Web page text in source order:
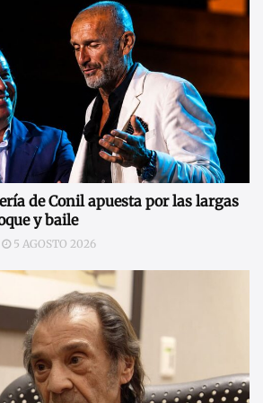
de Conil apuesta por las largas
y baile
5 AGOSTO 2026